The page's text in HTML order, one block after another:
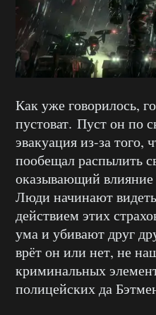
Как уже говорилось,
пустоват. Пуст он по
эвакуация из-за того,
пообещал распылить
оказывающий
Люди начинают
действием этих
ума и убивают друг
врёт он или нет, не
криминальных
полицейских да